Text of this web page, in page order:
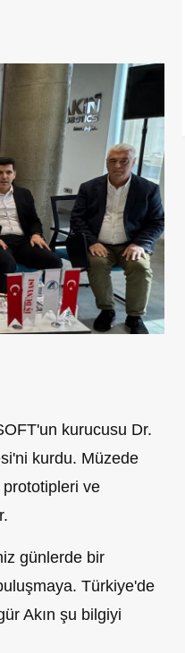
kurucusu Dr.
kurdu. Müzede
prototipleri ve
günlerde bir
Türkiye'de
Akın şu bilgiyi